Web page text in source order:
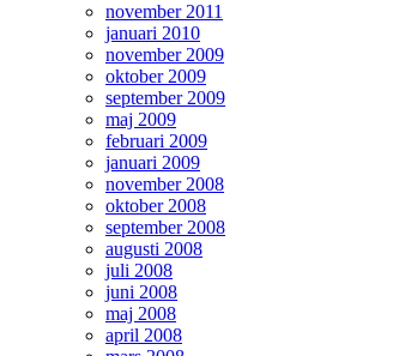
november 2011
januari 2010
november 2009
oktober 2009
september 2009
maj 2009
februari 2009
januari 2009
november 2008
oktober 2008
september 2008
augusti 2008
juli 2008
juni 2008
maj 2008
april 2008